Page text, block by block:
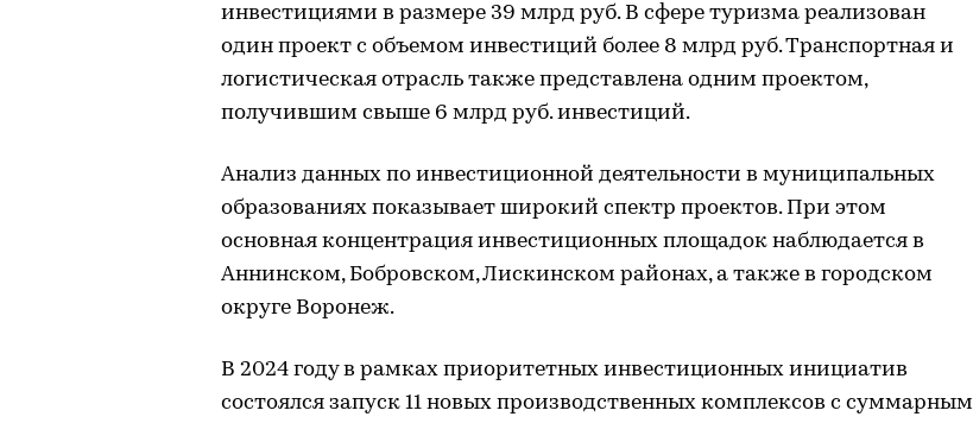
инвестициями в размере 39 млрд руб. В сфере туризма реализован
один проект с объемом инвестиций более 8 млрд руб. Транспортная и
логистическая отрасль также представлена одним проектом,
получившим свыше 6 млрд руб. инвестиций.
Анализ данных по инвестиционной деятельности в муниципальных
образованиях показывает широкий спектр проектов. При этом
основная концентрация инвестиционных площадок наблюдается в
Аннинском, Бобровском, Лискинском районах, а также в городском
округе Воронеж.
В 2024 году в рамках приоритетных инвестиционных инициатив
состоялся запуск 11 новых производственных комплексов с суммарным